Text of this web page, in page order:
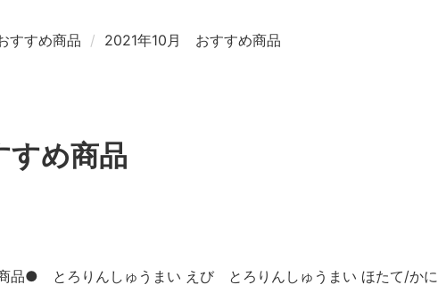
すすめ商品 2021年10月 おすすめ商品
め商品
● とろりんしゅうまい えび とろりんしゅうまい ほたて/かに